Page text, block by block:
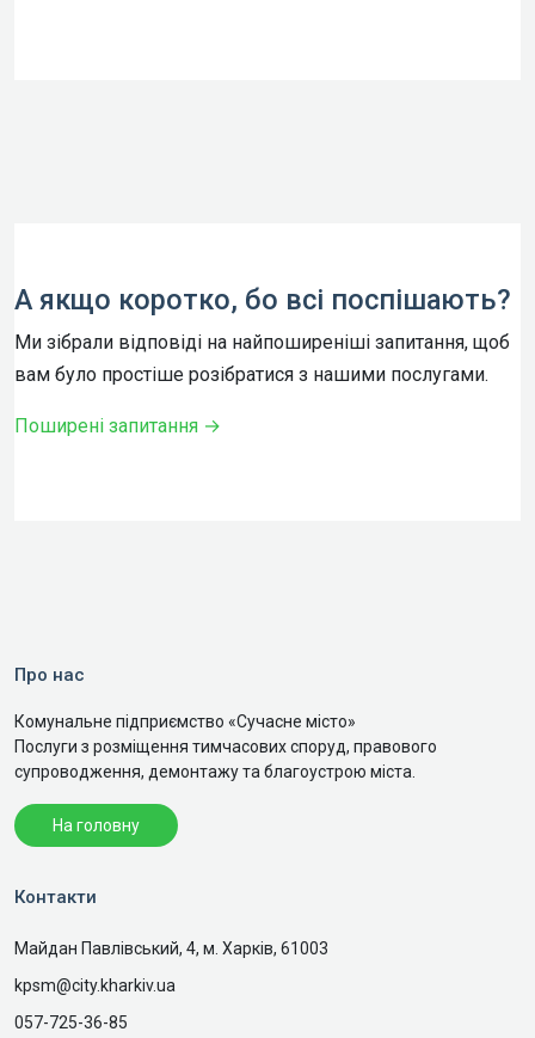
А якщо коротко, бо всі поспішають?
Ми зібрали відповіді на найпоширеніші запитання, щоб
вам було простіше розібратися з нашими послугами.
Поширені запитання →
Про нас
Комунальне підприємство «Сучасне місто»
Послуги з розміщення тимчасових споруд, правового
супроводження, демонтажу та благоустрою міста.
На головну
Контакти
Майдан Павлівський, 4, м. Харків, 61003
kpsm@city.kharkiv.ua
057-725-36-85